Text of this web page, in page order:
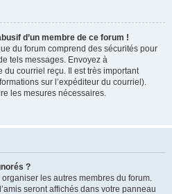
d’un membre de ce forum !
du forum comprend des sécurités pour
tels messages. Envoyez à
du courriel reçu. Il est très important
sur l’expéditeur du courriel).
les mesures nécessaires.
?
les autres membres du forum.
seront affichés dans votre panneau